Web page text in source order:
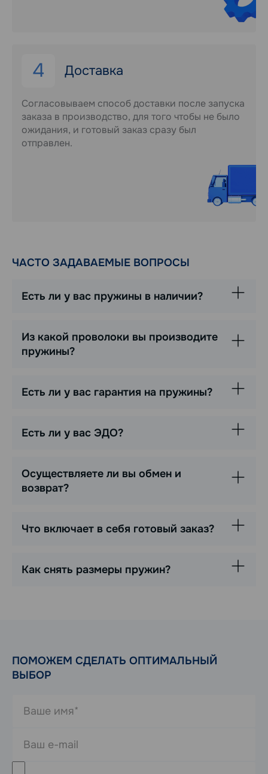
4 Доставка
Согласовываем способ доставки после запуска
заказа в производство, для того чтобы не было
ожидания, и готовый заказ сразу был
отправлен.
ЧАСТО ЗАДАВАЕМЫЕ ВОПРОСЫ
Есть ли у вас пружины в наличии?
Из какой проволоки вы производите
пружины?
Есть ли у вас гарантия на пружины?
Есть ли у вас ЭДО?
Осуществляете ли вы обмен и
возврат?
Что включает в себя готовый заказ?
Как снять размеры пружин?
ПОМОЖЕМ СДЕЛАТЬ ОПТИМАЛЬНЫЙ
ВЫБОР